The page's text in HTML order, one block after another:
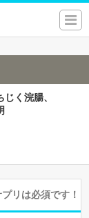
く浣腸、
リは必須です！